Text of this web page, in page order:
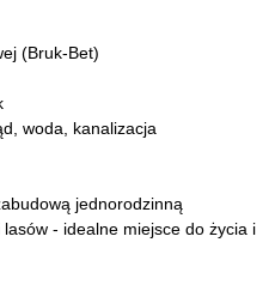
(Bruk-Bet)
woda, kanalizacja
jednorodzinną
- idealne miejsce do życia i